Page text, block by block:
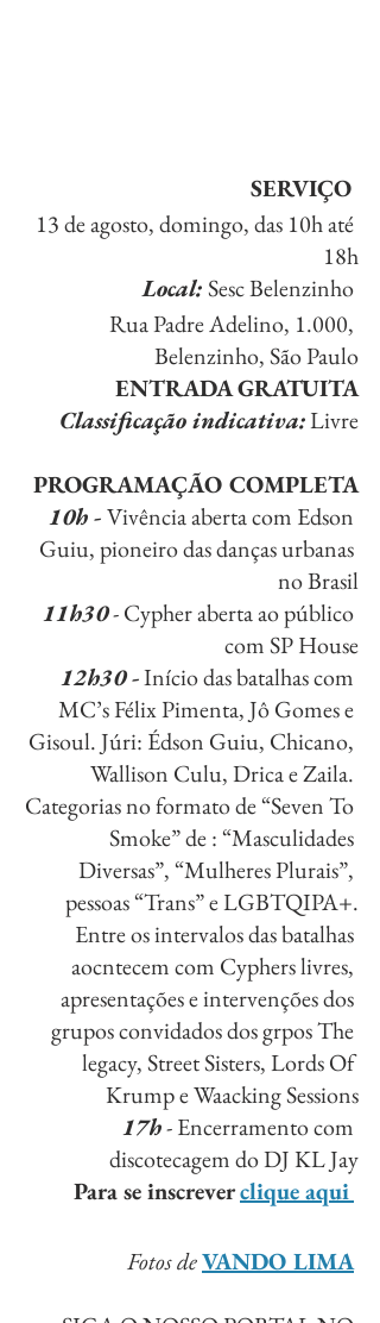
SERVIÇO
13 de agosto, domingo, das 10h até
18h
Local: Sesc Belenzinho
Rua Padre Adelino, 1.000,
Belenzinho, São Paulo
ENTRADA GRATUITA
Classificação indicativa: Livre
PROGRAMAÇÃO COMPLETA
10h - Vivência aberta com Edson
Guiu, pioneiro das danças urbanas
no Brasil
11h30 - Cypher aberta ao público
com SP House
12h30 - Início das batalhas com
MC’s Félix Pimenta, Jô Gomes e
Gisoul. Júri: Édson Guiu, Chicano,
Wallison Culu, Drica e Zaila.
Categorias no formato de “Seven To
Smoke” de : “Masculidades
Diversas”, “Mulheres Plurais”,
pessoas “Trans” e LGBTQIPA+.
Entre os intervalos das batalhas
aocntecem com Cyphers livres,
apresentações e intervenções dos
grupos convidados dos grpos The
legacy, Street Sisters, Lords Of
Krump e Waacking Sessions
17h - Encerramento com
discotecagem do DJ KL Jay
Para se inscrever clique aqui
Fotos de VANDO LIMA